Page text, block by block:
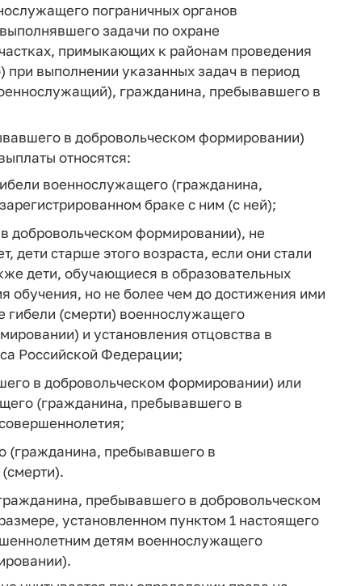
пограничных органов
задачи по охране
примыкающих к районам проведения
выполнении указанных задач в период
гражданина, пребывавшего в
в добровольческом формировании)
относятся:
военнослужащего (гражданина,
браке с ним (с ней);
добровольческом формировании), не
дети старше этого возраста, если они стали
дети, обучающиеся в образовательных
обучения, но не более чем до достижения ими
гибели (смерти) военнослужащего
и установления отцовства в
Российской Федерации;
в добровольческом формировании) или
(гражданина, пребывавшего в
(гражданина, пребывавшего в
пребывавшего в добровольческом
установленном пунктом 1 настоящего
детям военнослужащего